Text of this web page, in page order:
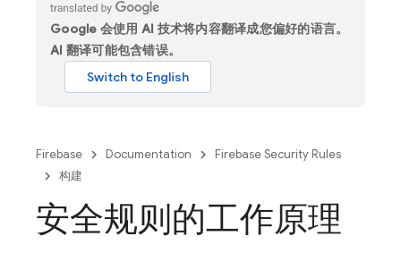
Google 会使用 AI 技术将内容翻译成您偏好的语言。
AI 翻译可能包含错误。
Firebase Documentation
Firebase Security Rules
构建
安全规则的工作原理